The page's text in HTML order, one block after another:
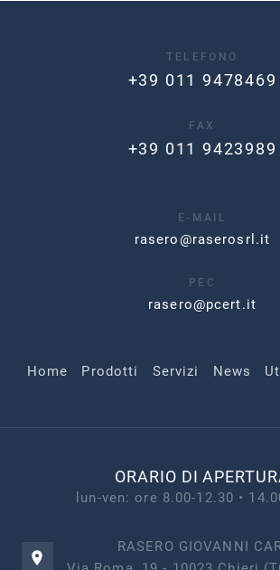
TELEFONO
+39 011 9478469
FAX
+39 011 9423989
E-MAIL
rasero@raserosrl.it
PEC
rasero@pcert.it
Home Prodotti Servizi News
ORARIO DI
lun-ven: ore 8.00-12.30 •
RASERO GIOVANNI